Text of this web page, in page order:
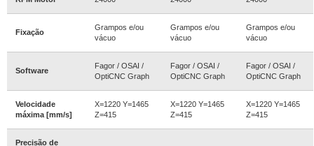
Fixação
Grampos e/ou
vácuo
Grampos e/ou
vácuo
Grampos e/ou
vácuo
Software
Fagor / OSAI /
OptiCNC Graph
Fagor / OSAI /
OptiCNC Graph
Fagor / OSAI /
OptiCNC Graph
Velocidade
máxima [mm/s]
X=1220 Y=1465
Z=415
X=1220 Y=1465
Z=415
X=1220 Y=1465
Z=415
Precisão de